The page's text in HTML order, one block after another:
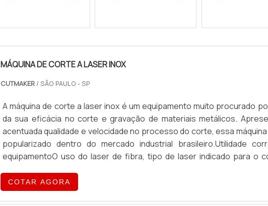
MÁQUINA DE CORTE A LASER INOX
CUTMAKER / SÃO PAULO - SP
A máquina de corte a laser inox é um equipamento muito procurado
da sua eficácia no corte e gravação de materiais metálicos.
acentuada qualidade e velocidade no processo do corte, essa
popularizado dentro do mercado industrial brasileiro.Utilidade
equipamentoO uso do laser de fibra, tipo de laser indicado para o
COTAR AGORA